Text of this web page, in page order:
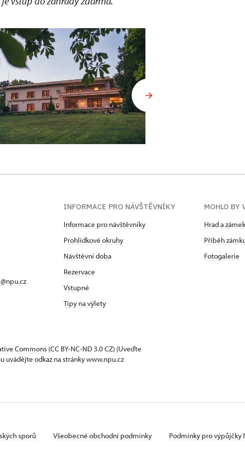
INFORMACE PRO NÁVŠTĚVNÍKY
Informace pro návštěvníky
Prohlídkové okruhy
Návštěvní doba
Rezervace
Vstupné
Tipy na výlety
MOHLO BY
Hrad a zámek
Příběh
Fotogalerie
Commons (CC BY-NC-ND 3.0 CZ) (Uveďte
uvádějte odkaz na stránky www.npu.cz
sporů Všeobecné obchodní podmínky
Podmínky pro výpůjčky